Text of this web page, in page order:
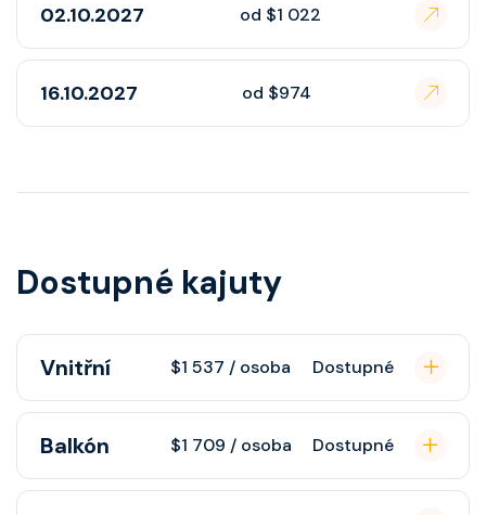
02.10.2027 od $1 022
16.10.2027 od $974
Dostupné kajuty
Vnitřní $1 537 / osoba Dostupné
sprchou, šatnu, nastavitelnou
Balkón $1 709 / osoba Dostupné